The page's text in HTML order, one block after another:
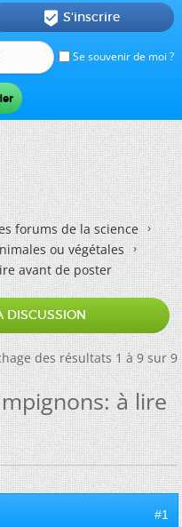
Se souvenir de moi ?
 S'inscrire
forums de la science
ou végétales
avant de poster
DISCUSSION
des résultats 1 à 9 sur 9
à lire
#1